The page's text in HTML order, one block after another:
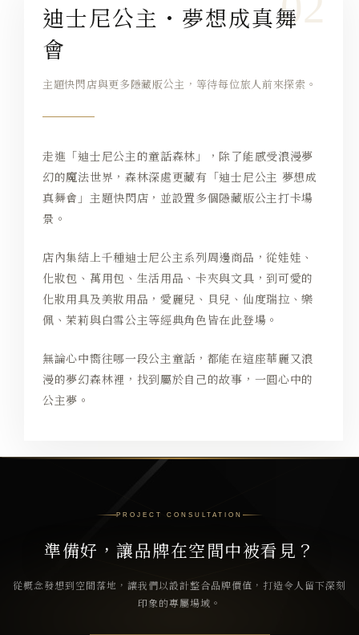
迪士尼公主・夢想成真舞
會
主題快閃店與更多隱藏版公主，等待每位旅人前來探索。
走進「迪士尼公主的童話森林」，除了能感受浪漫夢
幻的魔法世界，森林深處更藏有「迪士尼公主 夢想成
真舞會」主題快閃店，並設置多個隱藏版公主打卡場
景。
店內集結上千種迪士尼公主系列周邊商品，從娃娃、
化妝包、萬用包、生活用品、卡夾與文具，到可愛的
化妝用具及美妝用品，愛麗兒、貝兒、仙度瑞拉、樂
佩、茉莉與白雪公主等經典角色皆在此登場。
無論心中嚮往哪一段公主童話，都能在這座華麗又浪
漫的夢幻森林裡，找到屬於自己的故事，一圓心中的
公主夢。
PROJECT CONSULTATION
準備好，讓品牌在空間中被看見？
從概念發想到空間落地，讓我們以設計整合品牌價值，打造令人留下深刻
印象的專屬場域。